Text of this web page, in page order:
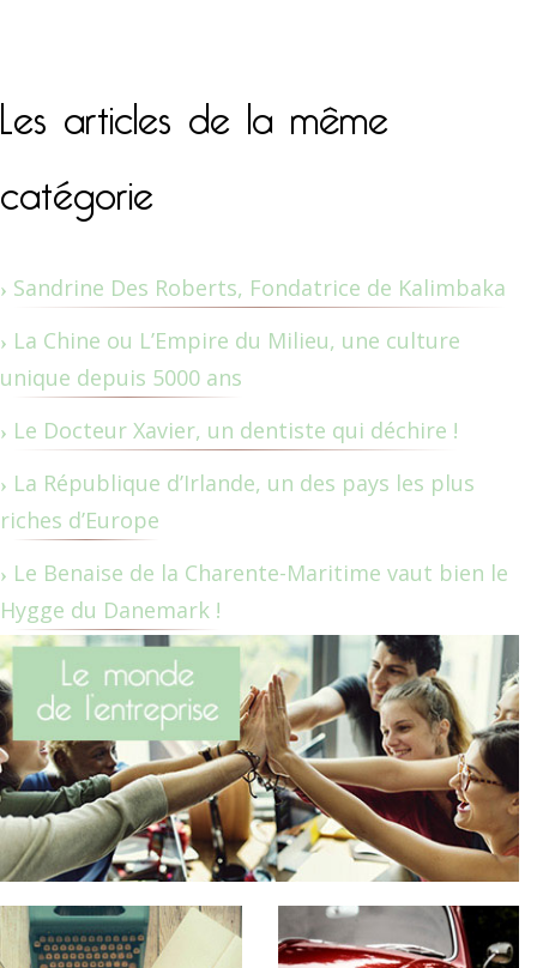
Les articles de la même
catégorie
Sandrine Des Roberts, Fondatrice de Kalimbaka
La Chine ou L’Empire du Milieu, une culture
unique depuis 5000 ans
Le Docteur Xavier, un dentiste qui déchire !
La République d’Irlande, un des pays les plus
riches d’Europe
Le Benaise de la Charente-Maritime vaut bien le
Hygge du Danemark !